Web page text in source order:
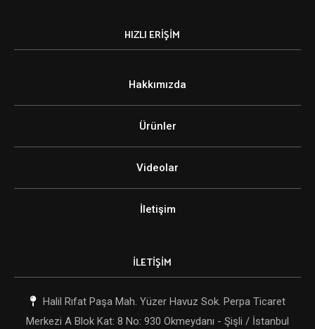
HIZLI ERİŞİM
Hakkımızda
Ürünler
Videolar
İletişim
İLETİŞİM
Halil Rıfat Paşa Mah. Yüzer Havuz Sok. Perpa Ticaret
Merkezi A Blok Kat: 8 No: 930 Okmeydanı - Şişli / İstanbul